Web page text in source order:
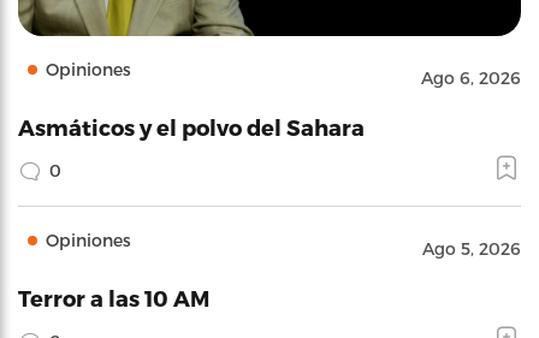
Opiniones Ago 6, 2026
Asmáticos y el polvo del Sahara
0
Opiniones Ago 5, 2026
Terror a las 10 AM